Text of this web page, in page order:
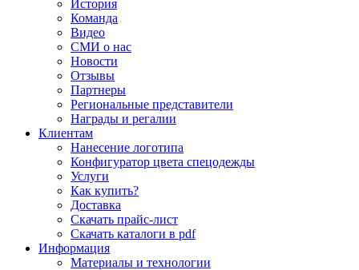
История
Команда
Видео
СМИ о нас
Новости
Отзывы
Партнеры
Региональные представители
Награды и регалии
Клиентам
Нанесение логотипа
Конфигуратор цвета спецодежды
Услуги
Как купить?
Доставка
Скачать прайс-лист
Скачать каталоги в pdf
Информация
Материалы и технологии